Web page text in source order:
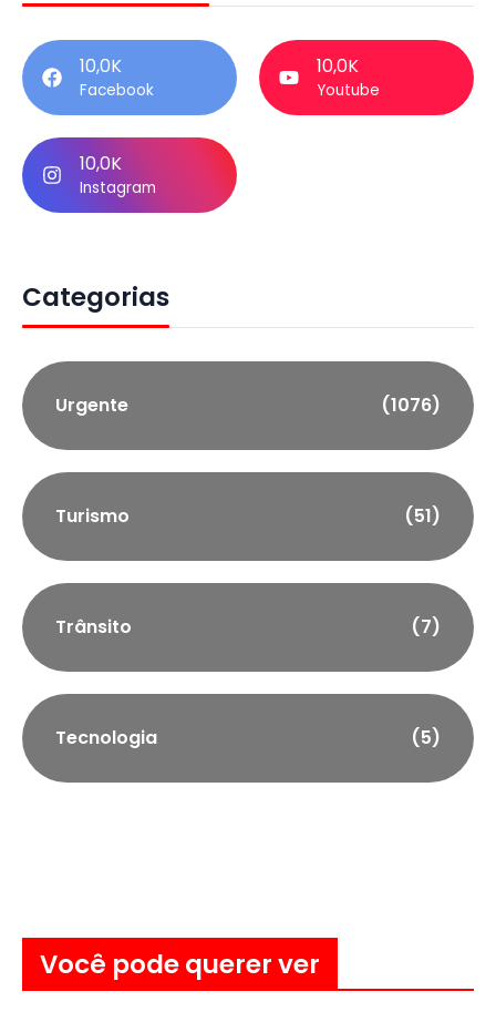
10,0K
Facebook
10,0K
Youtube
10,0K
Instagram
Categorias
Urgente (1076)
Turismo (51)
Trânsito (7)
Tecnologia (5)
Você pode querer ver